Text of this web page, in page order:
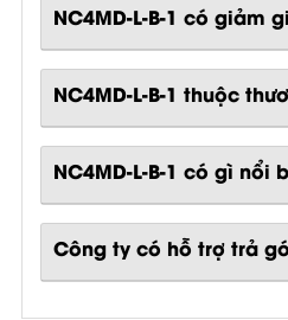
NC4MD-L-B-1 có giảm
NC4MD-L-B-1 thuộc
NC4MD-L-B-1 có gì nổi
Công ty có hỗ trợ trả